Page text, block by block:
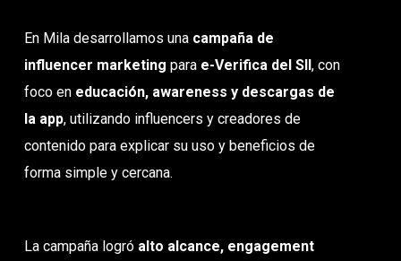
En Mila desarrollamos una campaña de
influencer marketing para e-Verifica del SII, con
foco en educación, awareness y descargas de
la app, utilizando influencers y creadores de
contenido para explicar su uso y beneficios de
forma simple y cercana.
La campaña logró alto alcance, engagement